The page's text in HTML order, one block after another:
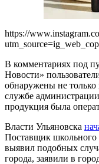
https://
В комментариях под
Новости»
обнаружены не
службе
продукция была
Власти Ульяновска
Поставщик
выявил подобных
города, заявили в